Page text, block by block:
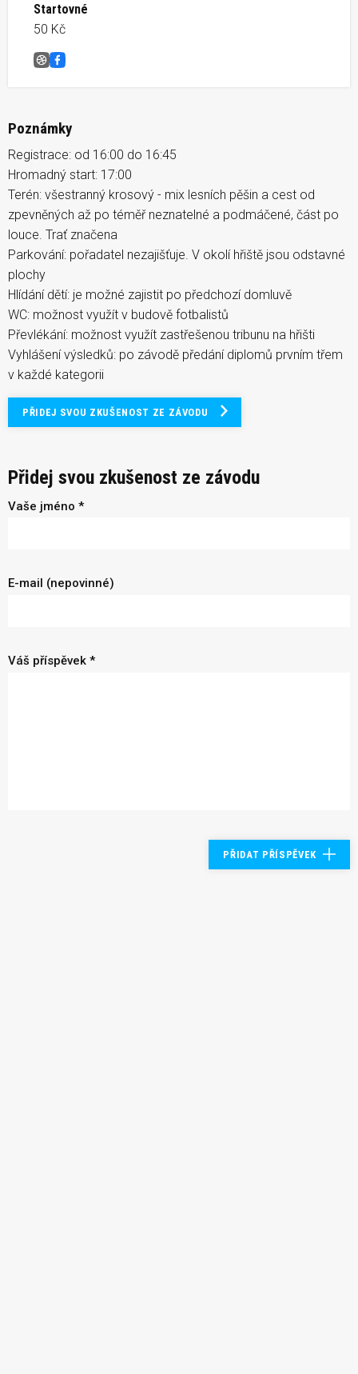
Startovné
50 Kč
Žďárák Dolinky
Facebook
Poznámky
Registrace: od 16:00 do 16:45
Hromadný start: 17:00
Terén: všestranný krosový - mix lesních pěšin a cest od
zpevněných až po téměř neznatelné a podmáčené, část po
louce. Trať značena
Parkování: pořadatel nezajišťuje. V okolí hřiště jsou odstavné
plochy
Hlídání dětí: je možné zajistit po předchozí domluvě
WC: možnost využít v budově fotbalistů
Převlékání: možnost využít zastřešenou tribunu na hřišti
Vyhlášení výsledků: po závodě předání diplomů prvním třem
v každé kategorii
PŘIDEJ SVOU ZKUŠENOST ZE ZÁVODU
Přidej svou zkušenost ze závodu
Vaše jméno *
E-mail (nepovinné)
Váš příspěvek *
PŘIDAT PŘÍSPĚVEK